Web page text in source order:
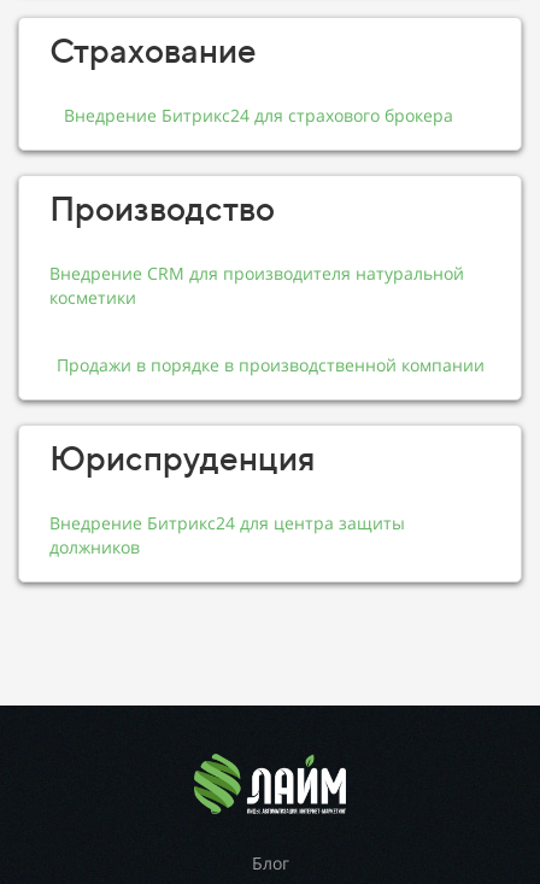
Страхование
Внедрение Битрикс24 для страхового брокера
Производство
Внедрение CRM для производителя натуральной
косметики
Продажи в порядке в производственной компании
Юриспруденция
Внедрение Битрикс24 для центра защиты
должников
Блог